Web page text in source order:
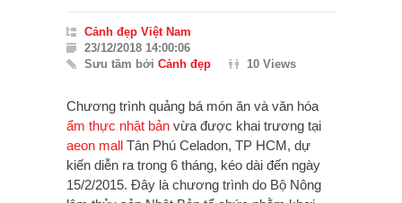
Cảnh đẹp Việt Nam
23/12/2018 14:00:06
Sưu tầm bởi Cảnh đẹp 10 Views
Chương trình quảng bá món ăn và văn hóa
ẩm thực nhật bản vừa được khai trương tại
aeon mall Tân Phú Celadon, TP HCM, dự
kiến diễn ra trong 6 tháng, kéo dài đến ngày
15/2/2015. Đây là chương trình do Bộ Nông